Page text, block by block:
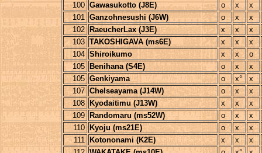
100 Gawasukotto (J8E) o x
x
101 Ganzohnesushi (J6W) o x
x
102
RaeucherLax (J3E) x x
x
103 TAKOSHIGAVA (ms6E) x x
x
104 Shiroikumo x x
o
105
Benihana (S4E) o x
x
105 Genkiyama o x°
x
107 Chelseayama (J14W) o x
x
108
Kyodaitimu (J13W) x x
x
109
Randomaru (ms52W) o x
x
110
Kyoju (ms21E) o x
x
111
Kotononami (K2E) x x
x